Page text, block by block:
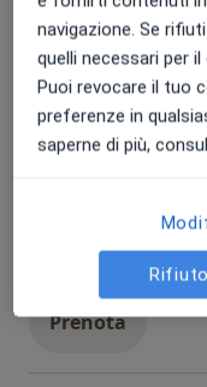
Pulizia dentale
100 €
Dettagli
Prenota
Igiene dentale
Dettagli
Prenota
navigazione. Se
quelli necessari per
Puoi revocare il tuo
preferenze in
saperne di più,
Rifiuto